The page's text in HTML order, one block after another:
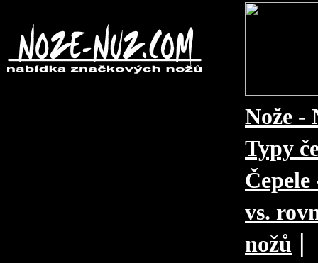
Nože -
Typy
vs.
nožů |